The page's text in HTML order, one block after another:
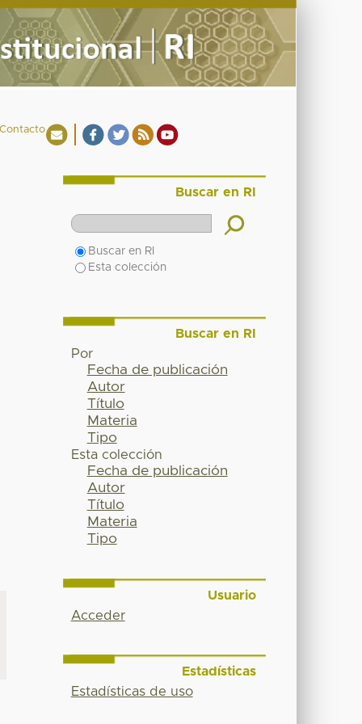
Contacto
Buscar en RI
Buscar en RI
Esta colección
Buscar en RI
Por
Fecha de publicación
Autor
Título
Materia
Tipo
Esta colección
Fecha de publicación
Autor
Título
Materia
Tipo
Usuario
Acceder
Estadísticas
Estadísticas de uso